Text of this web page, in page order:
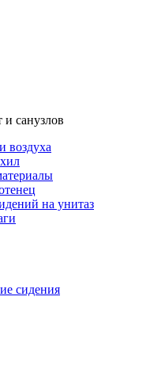
санузлов
воздуха
на унитаз
сидения